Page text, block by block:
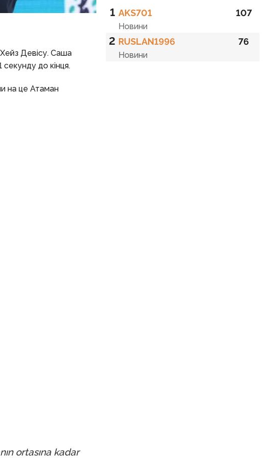
Хейз Девісу. Саша
до кінця.
на це Атаман
ortasına kadar
1 AKS701
Новини
107
2 RUSLAN1996
Новини
76